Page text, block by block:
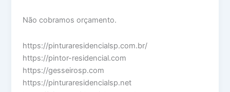
Não cobramos orçamento.
https://pinturaresidencialsp.com.br/
https://pintor-residencial.com
https://gesseirosp.com
https://pinturaresidencialsp.net